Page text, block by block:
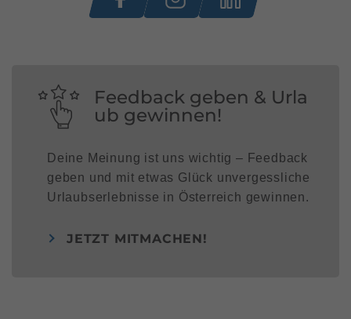
Feedback geben & Urla
ub gewinnen!
Deine Meinung ist uns wichtig – Feedback
geben und mit etwas Glück unvergessliche
Urlaubserlebnisse in Österreich gewinnen.
JETZT MITMACHEN!